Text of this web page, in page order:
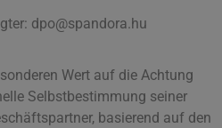
dpo@spandora.hu
Wert auf die Achtung
Selbstbestimmung seiner
basierend auf den